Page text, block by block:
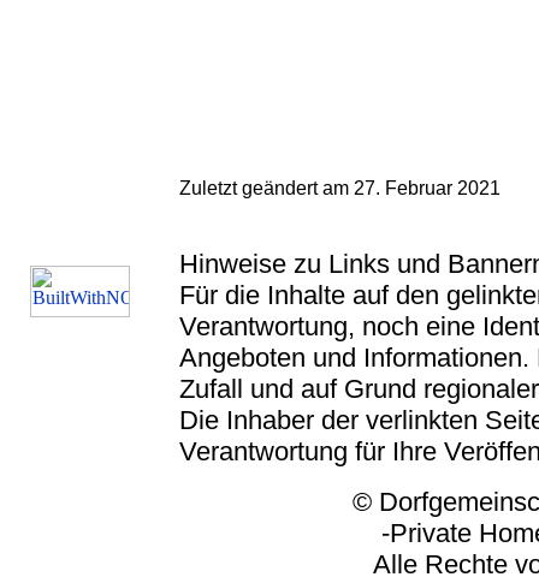
Zuletzt geändert am 27. Februar 2021
Hinweise zu Links und
Für die Inhalte auf den
Verantwortung, noch eine
Angeboten und
Zufall und auf Grund
Die Inhaber der verlinkten
Verantwortung für Ihre
© Dorfgemeinschaft
-Private
Alle Rechte